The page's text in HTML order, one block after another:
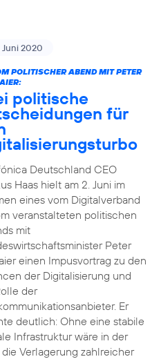
Juni 2020
POLITISCHER ABEND MIT PETER
politische
für
Deutschland CEO
Haas hielt am 2. Juni im
eines vom Digitalverband
veranstalteten politischen
mit
Peter
einen Impusvortrag zu den
der Digitalisierung und
der
Er
deutlich: Ohne eine stabile
Infrastruktur wäre in der
die Verlagerung zahlreicher